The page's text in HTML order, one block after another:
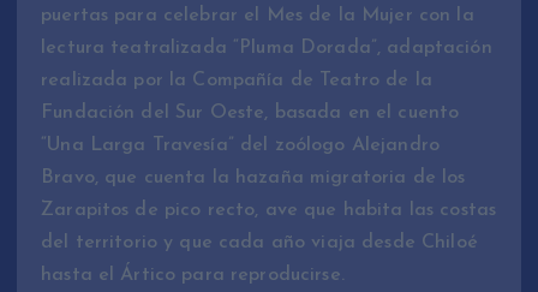
puertas para celebrar el Mes de la Mujer con la
lectura teatralizada “Pluma Dorada”, adaptación
realizada por la Compañía de Teatro de la
Fundación del Sur Oeste, basada en el cuento
“Una Larga Travesía” del zoólogo Alejandro
Bravo, que cuenta la hazaña migratoria de los
Zarapitos de pico recto, ave que habita las costas
del territorio y que cada año viaja desde Chiloé
hasta el Ártico para reproducirse.